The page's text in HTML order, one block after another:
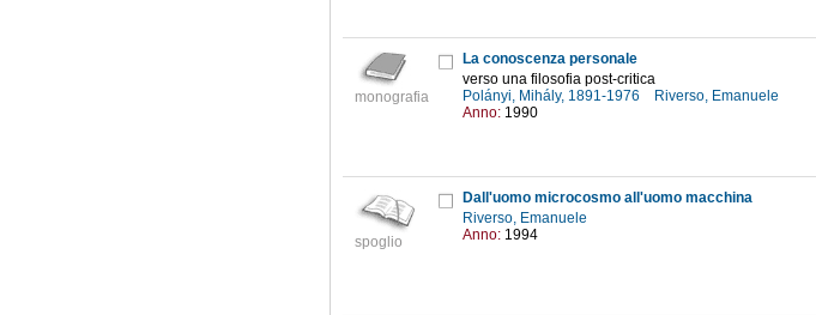
monografia
La conoscenza personale
verso una filosofia post-critica
Polányi, Mihály, 1891-1976
Riverso, Emanuele
Anno: 1990
spoglio
Dall'uomo microcosmo all'uomo macchina
Riverso, Emanuele
Anno: 1994